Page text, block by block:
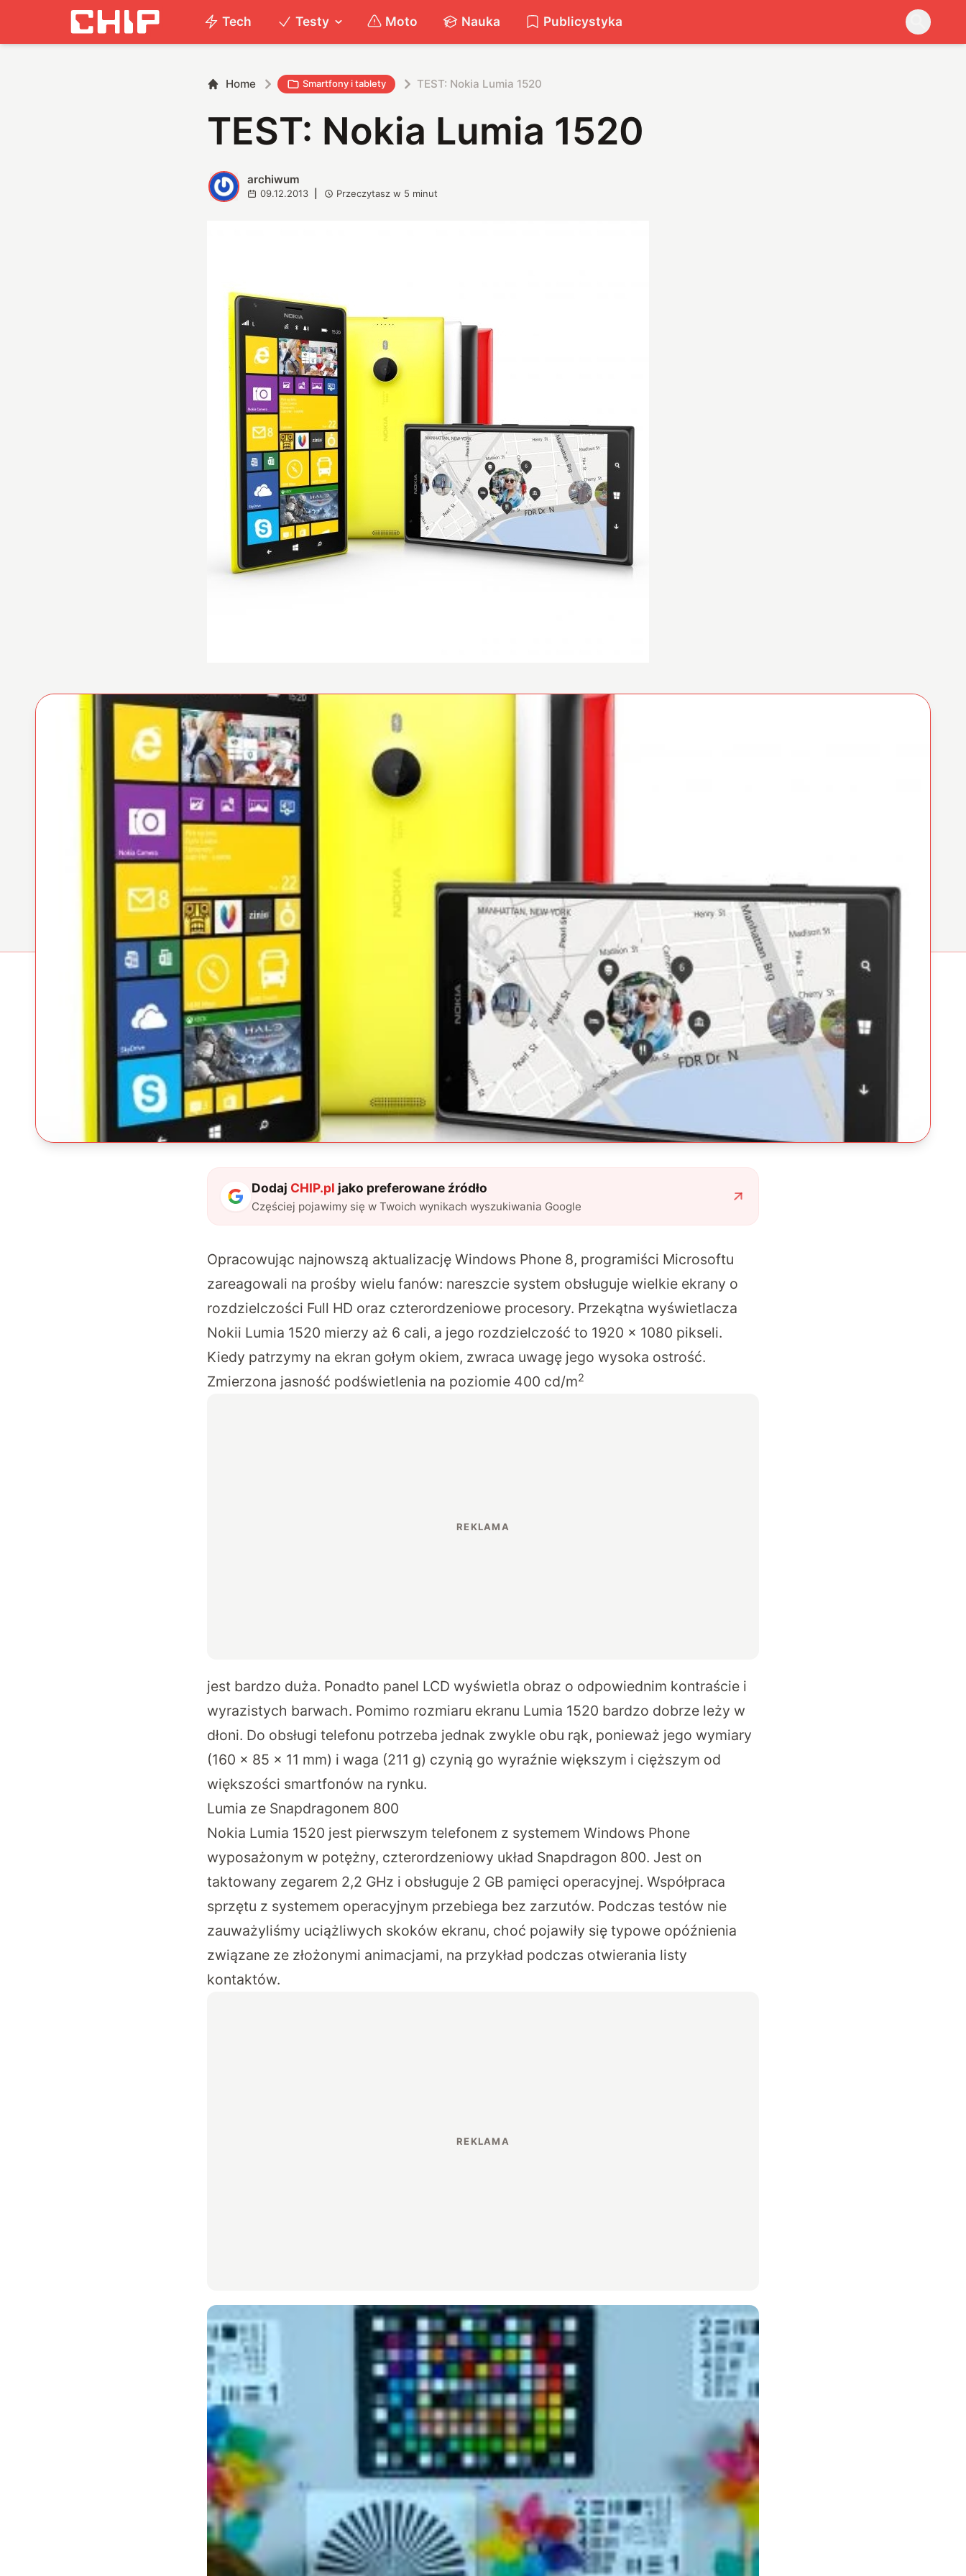
Tech Testy Moto Nauka Publicystyka
Home Smartfony i tablety TEST: Nokia Lumia 1520
TEST: Nokia Lumia 1520
A archiwum
09.12.2013 Przeczytasz w 5 minut
Dodaj CHIP.pl jako preferowane źródło
Częściej pojawimy się w Twoich wynikach wyszukiwania Google
Opracowując najnowszą aktualizację Windows Phone 8, programiści Microsoftu
zareagowali na prośby wielu fanów: nareszcie system obsługuje wielkie ekrany o
rozdzielczości Full HD oraz czterordzeniowe procesory. Przekątna wyświetlacza
Nokii Lumia 1520 mierzy aż 6 cali, a jego rozdzielczość to 1920 x 1080 pikseli.
Kiedy patrzymy na ekran gołym okiem, zwraca uwagę jego wysoka ostrość.
Zmierzona jasność podświetlenia na poziomie 400 cd/m2
jest bardzo duża. Ponadto panel LCD wyświetla obraz o odpowiednim kontraście i
wyrazistych barwach. Pomimo rozmiaru ekranu Lumia 1520 bardzo dobrze leży w
dłoni. Do obsługi telefonu potrzeba jednak zwykle obu rąk, ponieważ jego wymiary
(160 x 85 x 11 mm) i waga (211 g) czynią go wyraźnie większym i cięższym od
większości smartfonów na rynku.
Lumia ze Snapdragonem 800
Nokia Lumia 1520 jest pierwszym telefonem z systemem Windows Phone
wyposażonym w potężny, czterordzeniowy układ Snapdragon 800. Jest on
taktowany zegarem 2,2 GHz i obsługuje 2 GB pamięci operacyjnej. Współpraca
sprzętu z systemem operacyjnym przebiega bez zarzutów. Podczas testów nie
zauważyliśmy uciążliwych skoków ekranu, choć pojawiły się typowe opóźnienia
związane ze złożonymi animacjami, na przykład podczas otwierania listy
kontaktów.